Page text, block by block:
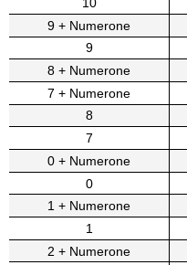
9 + Numerone
9
8 + Numerone
7 + Numerone
8
7
0 + Numerone
0
1 + Numerone
1
2 + Numerone